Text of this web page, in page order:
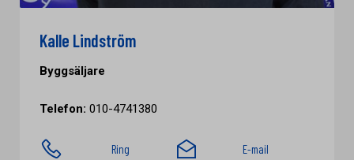
Kalle Lindström
Byggsäljare
Telefon: 010-4741380
Ring E-mail